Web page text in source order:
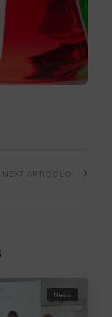
NEXT ARTICOLO
News